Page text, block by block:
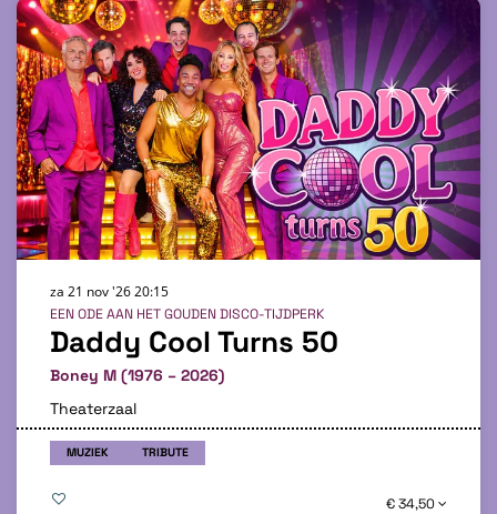
Daddy Cool Turns 50
Boney M (1976 – 2026)
EEN ODE AAN HET GOUDEN DISCO-TIJDPERK
za 21 nov '2620:15
Theaterzaal
MUZIEK TRIBUTE
€ 34,50